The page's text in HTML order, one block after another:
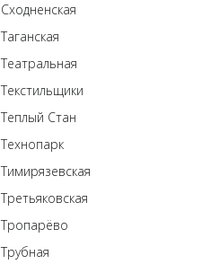
Сходненская
Таганская
Театральная
Текстильщики
Теплый Стан
Технопарк
Тимирязевская
Третьяковская
Тропарёво
Трубная